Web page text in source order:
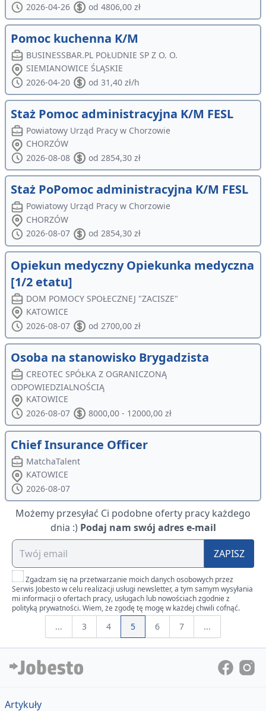
2026-04-26
od 4806,00 zł
Pomoc kuchenna K/M
BUSINESSBAR.PL POŁUDNIE SP Z O. O.
SIEMIANOWICE ŚLĄSKIE
2026-04-20
od 31,40 zł/h
Staż Pomoc administracyjna K/M FESL
Powiatowy Urząd Pracy w Chorzowie
CHORZÓW
2026-08-08
od 2854,30 zł
Staż PoPomoc administracyjna K/M FESL
Powiatowy Urząd Pracy w Chorzowie
CHORZÓW
2026-08-07
od 2854,30 zł
Opiekun medyczny Opiekunka medyczna
[1/2 etatu]
DOM POMOCY SPOŁECZNEJ "ZACISZE"
KATOWICE
2026-08-07
od 2700,00 zł
Osoba na stanowisko Brygadzista
CREOTEC SPÓŁKA Z OGRANICZONĄ
ODPOWIEDZIALNOŚCIĄ
KATOWICE
2026-08-07
8000,00 - 12000,00 zł
Chief Insurance Officer
MatchaTalent
KATOWICE
2026-08-07
Możemy przesyłać Ci podobne oferty pracy każdego
dnia :) Podaj nam swój adres e-mail
ZAPISZ
Zgadzam się na przetwarzanie moich danych osobowych przez
Serwis Jobesto w celu realizacji usługi newsletter, a tym samym wysyłania
mi informacji o ofertach pracy, usługach lub nowościach zgodnie z
polityką prywatności. Wiem, że zgodę tę mogę w każdej chwili cofnąć.
... 3 4 5 6 7 ...
Artykuły